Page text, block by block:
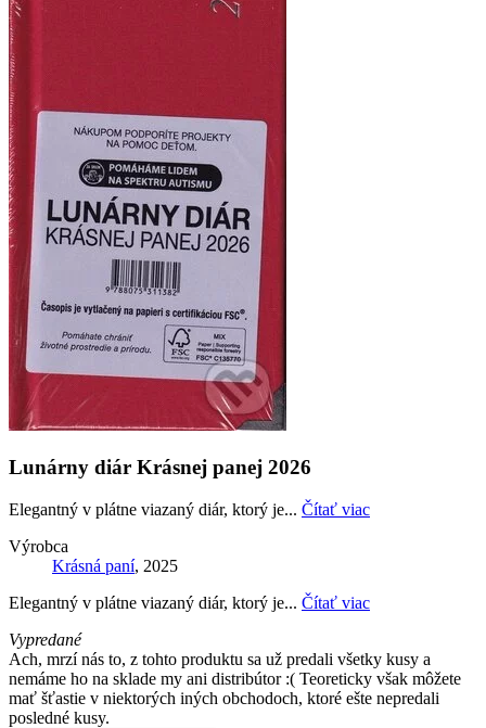
Lunárny diár Krásnej panej 2026
Elegantný v plátne viazaný diár, ktorý je... Čítať viac
Výrobca
Krásná paní, 2025
Elegantný v plátne viazaný diár, ktorý je... Čítať viac
Vypredané
Ach, mrzí nás to, z tohto produktu sa už predali všetky kusy a
nemáme ho na sklade my ani distribútor :( Teoreticky však môžete
mať šťastie v niektorých iných obchodoch, ktoré ešte nepredali
posledné kusy.